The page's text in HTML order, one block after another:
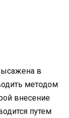
в
методом
внесение
путем